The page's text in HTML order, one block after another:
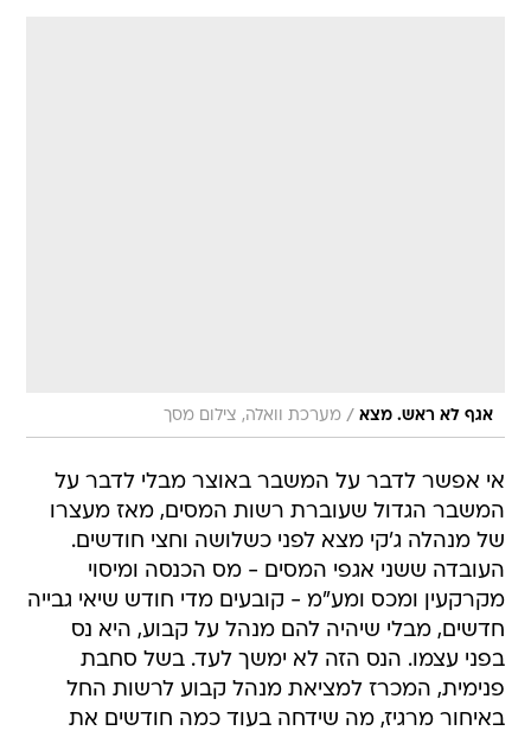
אגף לא ראש. מצא / מערכת וואלה, צילום מסך
אי אפשר לדבר על המשבר באוצר מבלי לדבר על
המשבר הגדול שעוברת רשות המסים, מאז מעצרו
של מנהלה ג'קי מצא לפני כשלושה וחצי חודשים.
העובדה ששני אגפי המסים - מס הכנסה ומיסוי
מקרקעין ומכס ומע"מ - קובעים מדי חודש שיאי גבייה
חדשים, מבלי שיהיה להם מנהל על קבוע, היא נס
בפני עצמו. הנס הזה לא ימשך לעד. בשל סחבת
פנימית, המכרז למציאת מנהל קבוע לרשות החל
באיחור מרגיז, מה שידחה בעוד כמה חודשים את